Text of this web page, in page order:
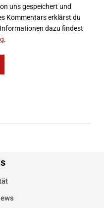
uns gespeichert und
Kommentars erklärst du
dazu findest
.